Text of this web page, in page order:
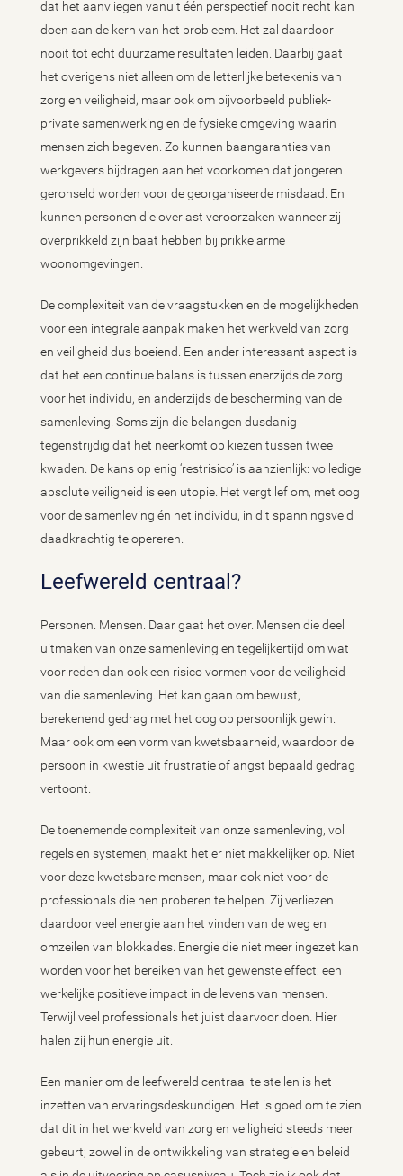
dat het aanvliegen vanuit één perspectief nooit recht kan
doen aan de kern van het probleem. Het zal daardoor
nooit tot echt duurzame resultaten leiden. Daarbij gaat
het overigens niet alleen om de letterlijke betekenis van
zorg en veiligheid, maar ook om bijvoorbeeld publiek-
private samenwerking en de fysieke omgeving waarin
mensen zich begeven. Zo kunnen baangaranties van
werkgevers bijdragen aan het voorkomen dat jongeren
geronseld worden voor de georganiseerde misdaad. En
kunnen personen die overlast veroorzaken wanneer zij
overprikkeld zijn baat hebben bij prikkelarme
woonomgevingen.
De complexiteit van de vraagstukken en de mogelijkheden
voor een integrale aanpak maken het werkveld van zorg
en veiligheid dus boeiend. Een ander interessant aspect is
dat het een continue balans is tussen enerzijds de zorg
voor het individu, en anderzijds de bescherming van de
samenleving. Soms zijn die belangen dusdanig
tegenstrijdig dat het neerkomt op kiezen tussen twee
kwaden. De kans op enig ‘restrisico’ is aanzienlijk: volledige
absolute veiligheid is een utopie. Het vergt lef om, met oog
voor de samenleving én het individu, in dit spanningsveld
daadkrachtig te opereren.
Leefwereld centraal?
Personen. Mensen. Daar gaat het over. Mensen die deel
uitmaken van onze samenleving en tegelijkertijd om wat
voor reden dan ook een risico vormen voor de veiligheid
van die samenleving. Het kan gaan om bewust,
berekenend gedrag met het oog op persoonlijk gewin.
Maar ook om een vorm van kwetsbaarheid, waardoor de
persoon in kwestie uit frustratie of angst bepaald gedrag
vertoont.
De toenemende complexiteit van onze samenleving, vol
regels en systemen, maakt het er niet makkelijker op. Niet
voor deze kwetsbare mensen, maar ook niet voor de
professionals die hen proberen te helpen. Zij verliezen
daardoor veel energie aan het vinden van de weg en
omzeilen van blokkades. Energie die niet meer ingezet kan
worden voor het bereiken van het gewenste effect: een
werkelijke positieve impact in de levens van mensen.
Terwijl veel professionals het juist daarvoor doen. Hier
halen zij hun energie uit.
Een manier om de leefwereld centraal te stellen is het
inzetten van ervaringsdeskundigen. Het is goed om te zien
dat dit in het werkveld van zorg en veiligheid steeds meer
gebeurt; zowel in de ontwikkeling van strategie en beleid